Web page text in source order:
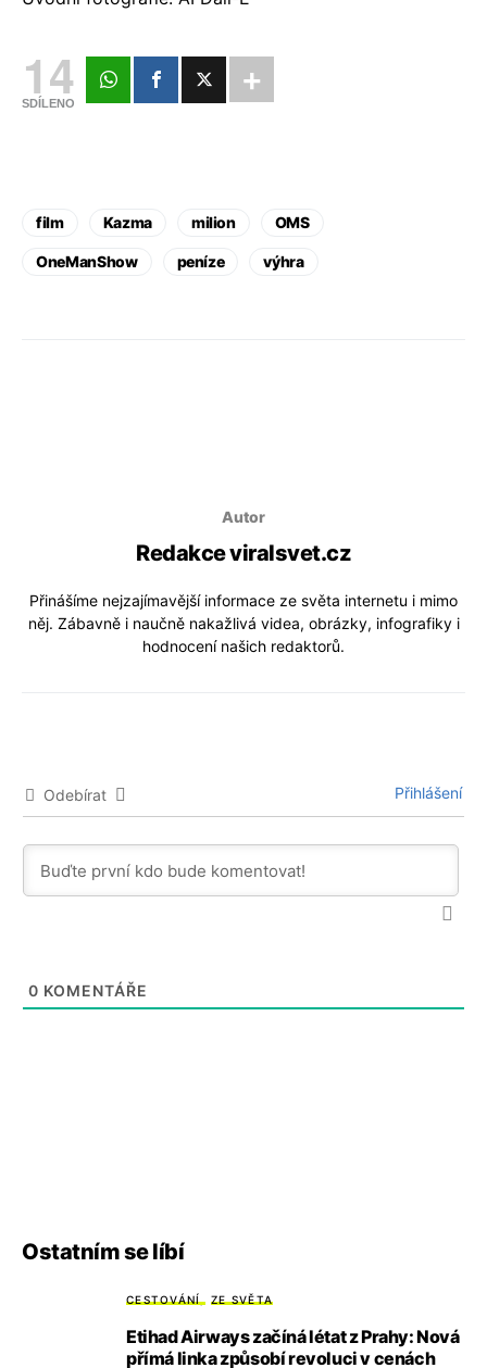
14
SDÍLENO
film Kazma milion OMS
OneManShow peníze výhra
Autor
Redakce viralsvet.cz
Přinášíme nejzajímavější informace ze světa internetu i mimo
něj. Zábavně i naučně nakažlivá videa, obrázky, infografiky i
hodnocení našich redaktorů.
Odebírat Přihlášení
0 KOMENTÁŘE
Ostatním se líbí
CESTOVÁNÍ ZE SVĚTA
Etihad Airways začíná létat z Prahy: Nová
přímá linka způsobí revoluci v cenách